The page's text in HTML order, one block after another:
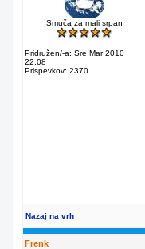
Smuča za mali srpan
Pridružen/-a: Sre Mar 2010
22:08
Prispevkov: 2370
Nazaj na vrh
Frenk